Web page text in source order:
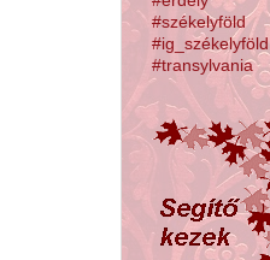
#székelyföld
#ig_székelyföld
#transylvania